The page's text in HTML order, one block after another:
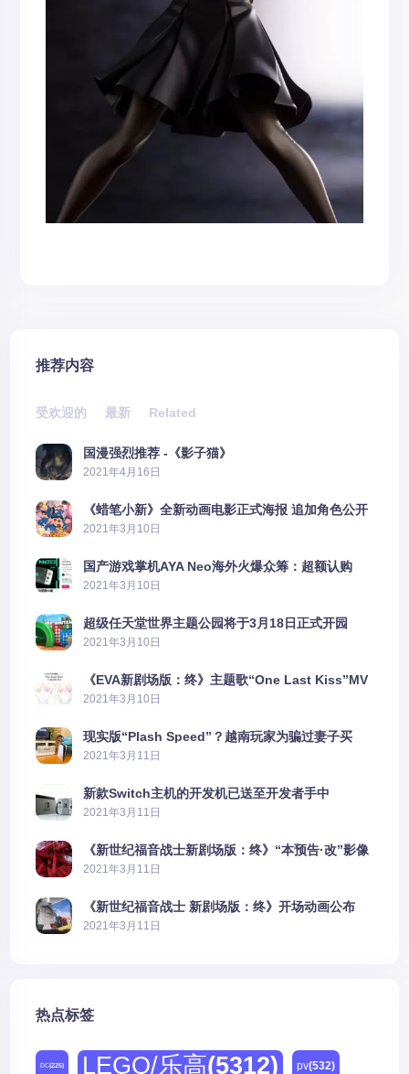
推荐内容
受欢迎的 最新 Related
国漫强烈推荐 -《影子猫》
2021年4月16日
《蜡笔小新》全新动画电影正式海报 追加角色公开
2021年3月10日
国产游戏掌机AYA Neo海外火爆众筹：超额认购
2606%
2021年3月10日
超级任天堂世界主题公园将于3月18日正式开园
2021年3月10日
《EVA新剧场版：终》主题歌“One Last Kiss”MV
公布
2021年3月10日
现实版“Plash Speed”？越南玩家为骗过妻子买
PS5上演好戏
2021年3月11日
新款Switch主机的开发机已送至开发者手中
2021年3月11日
《新世纪福音战士新剧场版：终》“本预告·改”影像
公开
2021年3月11日
《新世纪福音战士 新剧场版：终》开场动画公布
2021年3月11日
热点标签
DC(225) LEGO/乐高(5312) pv(532)